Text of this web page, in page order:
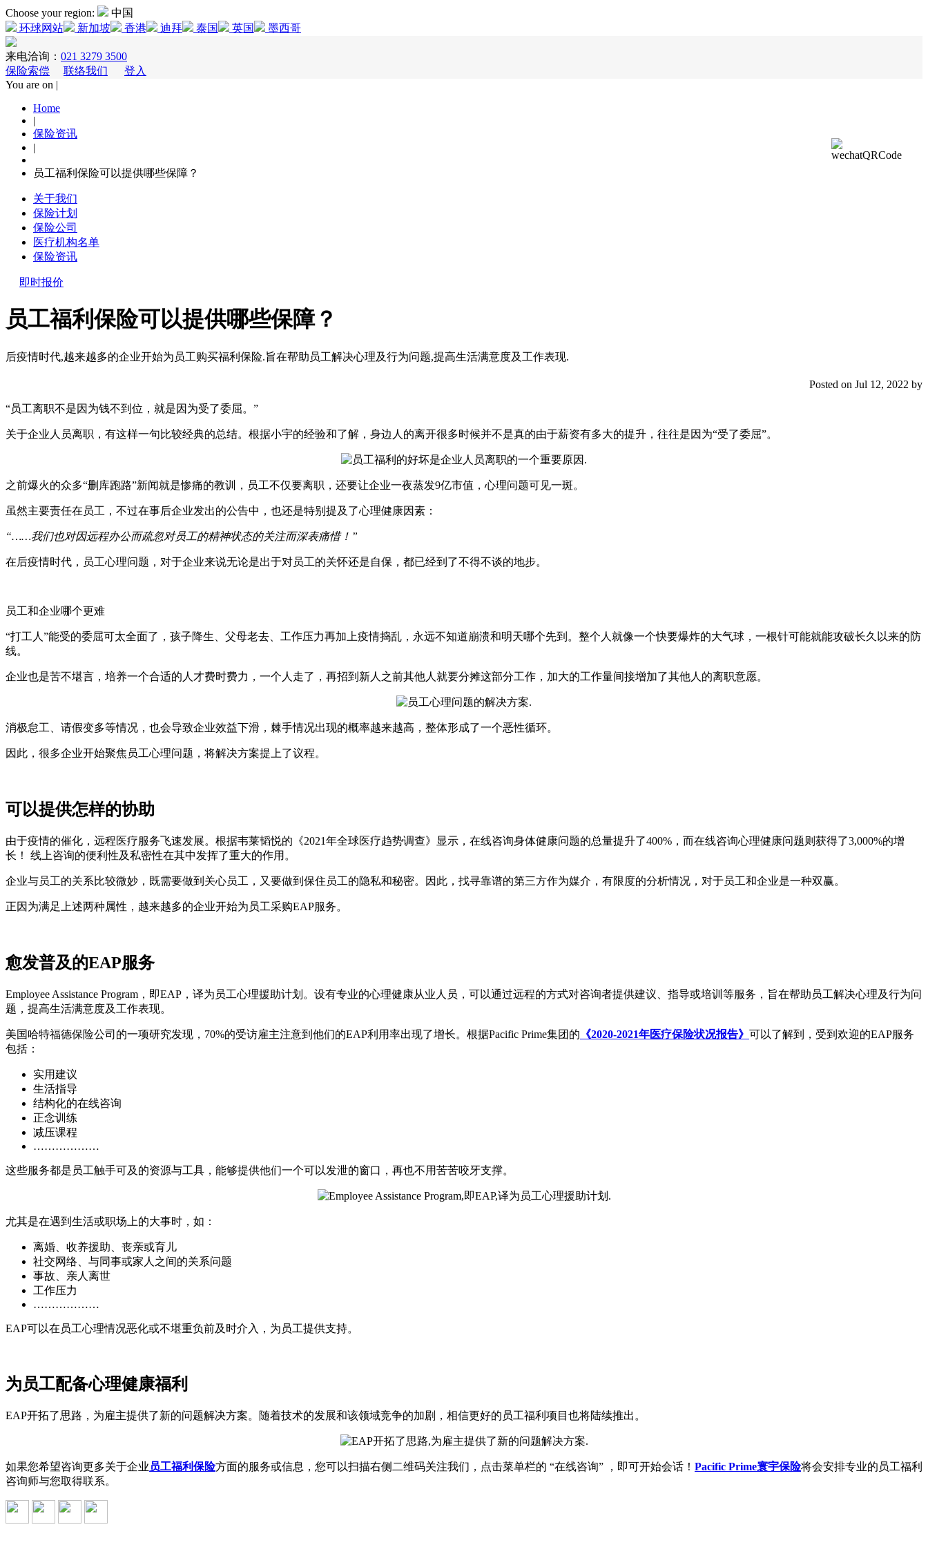
Choose your region:
中国
环球网站
新加坡 香港 迪拜 泰国 英国 墨西哥
来电洽询： 021 3279 3500
保险索偿
联络我们
登入
You are on |
Home
|
保险资讯
|
员工福利保险可以提供哪些保障？
关于我们
保险计划
保险公司
医疗机构名单
保险资讯
即时报价
员工福利保险可以提供哪些保障？
后疫情时代,越来越多的企业开始为员工购买福利保险.旨在帮助员工解决心理及行为问题,提高生活满意度及工作表现.
Posted on Jul 12, 2022 by
“员工离职不是因为钱不到位，就是因为受了委屈。”
关于企业人员离职，有这样一句比较经典的总结。根据小宇的经验和了解，身边人的离开很多时候并不是真的由于薪资有多大的提升，往往是因为“受了委屈”。
之前爆火的众多“删库跑路”新闻就是惨痛的教训，员工不仅要离职，还要让企业一夜蒸发9亿市值，心理问题可见一斑。
虽然主要责任在员工，不过在事后企业发出的公告中，也还是特别提及了心理健康因素：
“……我们也对因远程办公而疏忽对员工的精神状态的关注而深表痛惜！”
在后疫情时代，员工心理问题，对于企业来说无论是出于对员工的关怀还是自保，都已经到了不得不谈的地步。
员工和企业哪个更难
“打工人”能受的委屈可太全面了，孩子降生、父母老去、工作压力再加上疫情捣乱，永远不知道崩溃和明天哪个先到。整个人就像一个快要爆炸的大气球，一根针可能就能攻破长久以来的防
线。
企业也是苦不堪言，培养一个合适的人才费时费力，一个人走了，再招到新人之前其他人就要分摊这部分工作，加大的工作量间接增加了其他人的离职意愿。
消极怠工、请假变多等情况，也会导致企业效益下滑，棘手情况出现的概率越来越高，整体形成了一个恶性循环。
因此，很多企业开始聚焦员工心理问题，将解决方案提上了议程。
可以提供怎样的协助
由于疫情的催化，远程医疗服务飞速发展。根据韦莱韬悦的《2021年全球医疗趋势调查》显示，在线咨询身体健康问题的总量提升了400%，而在线咨询心理健康问题则获得了3,000%的增
长！ 线上咨询的便利性及私密性在其中发挥了重大的作用。
企业与员工的关系比较微妙，既需要做到关心员工，又要做到保住员工的隐私和秘密。因此，找寻靠谱的第三方作为媒介，有限度的分析情况，对于员工和企业是一种双赢。
正因为满足上述两种属性，越来越多的企业开始为员工采购EAP服务。
愈发普及的EAP服务
Employee Assistance Program，即EAP，译为员工心理援助计划。设有专业的心理健康从业人员，可以通过远程的方式对咨询者提供建议、指导或培训等服务，旨在帮助员工解决心理及行为问
题，提高生活满意度及工作表现。
美国哈特福德保险公司的一项研究发现，70%的受访雇主注意到他们的EAP利用率出现了增长。根据Pacific Prime集团的 《2020-2021年医疗保险状况报告》 可以了解到，受到欢迎的EAP服务
包括：
实用建议
生活指导
结构化的在线咨询
正念训练
减压课程
………………
这些服务都是员工触手可及的资源与工具，能够提供他们一个可以发泄的窗口，再也不用苦苦咬牙支撑。
尤其是在遇到生活或职场上的大事时，如：
离婚、收养援助、丧亲或育儿
社交网络、与同事或家人之间的关系问题
事故、亲人离世
工作压力
………………
EAP可以在员工心理情况恶化或不堪重负前及时介入，为员工提供支持。
为员工配备心理健康福利
EAP开拓了思路，为雇主提供了新的问题解决方案。随着技术的发展和该领域竞争的加剧，相信更好的员工福利项目也将陆续推出。
如果您希望咨询更多关于企业 员工福利保险方面的服务或信息，您可以扫描右侧二维码关注我们，点击菜单栏的 “在线咨询” ，即可开始会话！ Pacific Prime寰宇保险将会安排专业的员工福利
咨询师与您取得联系。